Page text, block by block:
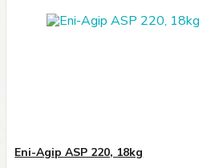
Eni-Agip ASP 220, 18kg